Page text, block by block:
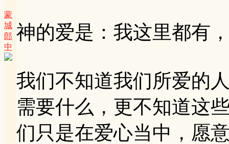
蒙
城
郎
中
神的爱是：我这里都有
我们不知道我们所爱的
需要什么，更不知道这
们只是在爱心当中，愿